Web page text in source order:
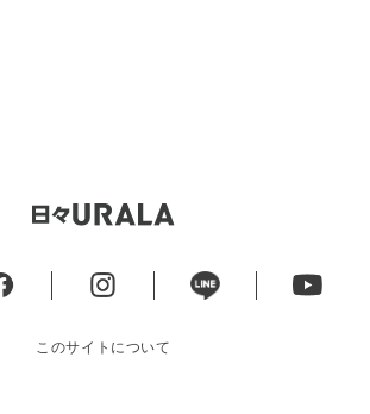
このサイトについて